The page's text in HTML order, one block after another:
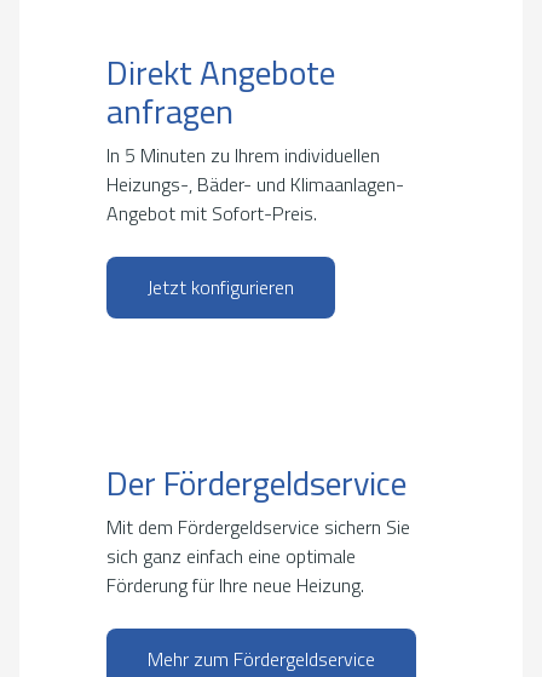
Direkt Angebote
anfragen
In 5 Minuten zu Ihrem individuellen
Heizungs-, Bäder- und Klimaanlagen-
Angebot mit Sofort-Preis.
Jetzt konfigurieren
Der Fördergeldservice
Mit dem Fördergeldservice sichern Sie
sich ganz einfach eine optimale
Förderung für Ihre neue Heizung.
Mehr zum Fördergeldservice